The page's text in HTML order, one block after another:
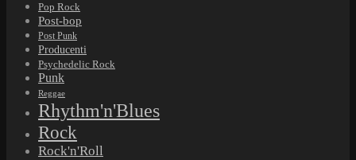
Pop Rock
Post-bop
Post Punk
Producenti
Psychedelic Rock
Punk
Reggae
Rhythm'n'Blues
Rock
Rock'n'Roll